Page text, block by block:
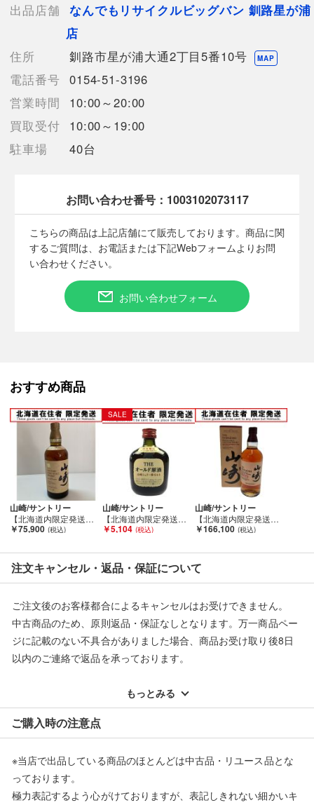
中身の確認の為のみに開封した商品、多少の使用（1
～2度程）、または店頭展示のみのほぼ新品に近い中古品
【使用予定配送業者】佐川急便 飛脚宅配便80サイズ
【こちらの商品は在庫連動システムを導入し、店頭や他ネットシ
ョップと併売を行なっておりますが、
タイミングによりシステムの反映が間に合わず欠品となってしま
う場合がございます。
売切れの場合は、ご購入をキャンセルさせていただく場合がござ
います。】
【お酒類備考】
未開封の商品ですが、保管期間中の自然蒸発による液減りや、
外箱・ボトル表面・ラベル・コルク等に汚れや多少のダメージが
ある場合が御座います。
また、コルクの状態や中身の風味・状態等の確認は行なっており
底部に一部沈殿物・浮遊物等が生じる場合もございます。
内容につきましての保証は致しませんので、ご理解の上、ご検討
人の手を経た商品です。
■未成年の飲酒は法律で禁止されております。
購入は「２０歳以上の方」に限らせていただきます。
■弊社からは、ご落札やご購入いただいた全てのお客様に評価を
行なっております。
評価ご不要のお客様は、ご落札・ご購入をお控えください。
■【北海道内限定発送】
北海道内に在住の方にしか発送できません。
ご購入後に北海道外の在住の方と発覚した場合は、
■当店は税法を遵守した営業を行っております。
■弊社（株式会社オカモトＲＭＣ）を装った偽装サイトにご注意
ください■
弊社（株式会社オカモトＲＭＣ）の商品画像や文章を無断盗用し
当店とは一切関係がございませんのでご注意ください。
出品店舗
なんでもリサイクルビッグバン 釧路星が浦
店
住所
釧路市星が浦大通2丁目5番10号 MAP
電話番号 0154-51-3196
営業時間
10:00～20:00
買取受付
10:00～19:00
駐車場
40台
お問い合わせ番号： 1003102073117
こちらの商品は上記店舗にて販売しております。商品に関
するご質問は、お電話または下記Webフォームよりお問
い合わせください。
お問い合わせフォーム
おすすめ商品
山崎/サントリー
【北海道内限定発送】 YAMAZAKI 山崎/サントリー 山崎 12年 ピュアモルト ウイスキー 特級 Sランク 未開栓
￥75,900
SALE
山崎/サントリー
【北海道内限定発送】 YAMAZAKI 山崎/サントリー 限定製造 THE オールド原酒 山崎シェリー樽モルト 50ml ミニボトル Sランク 未開栓
￥5,104
山崎/サントリー
【北海道内限定発送】 YAMAZAKI 山崎/サントリー 山崎ボルドーワインカスク 2020 EDITION Sランク 未開栓
￥166,100
注文キャンセル・返品・保証について
ご注文後のお客様都合によるキャンセルはお受けできません。
中古商品のため、原則返品・保証なしとなります。万一商品ペー
ジに記載のない不具合がありました場合、商品お受け取り後8日
以内のご連絡で返品を承っております。
配送料ともに当社負担で対応いたします。
※オンラインストアで購入頂いた商品は、店頭での返品はお受け
できません。また、商品の修理及び交換に関しては承ることがで
返品・交換について
もっとみる
ご購入時の注意点
※当店で出品している商品のほとんどは中古品・リユース品とな
っております。
極力表記するよう心がけておりますが、表記しきれない細かいキ